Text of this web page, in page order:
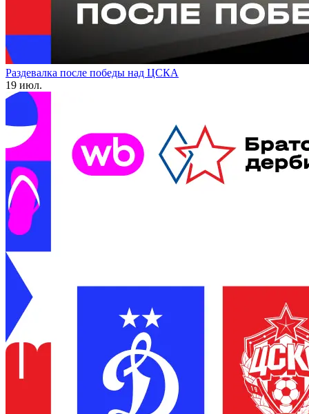
Раздевалка после победы над ЦСКА
19 июл.